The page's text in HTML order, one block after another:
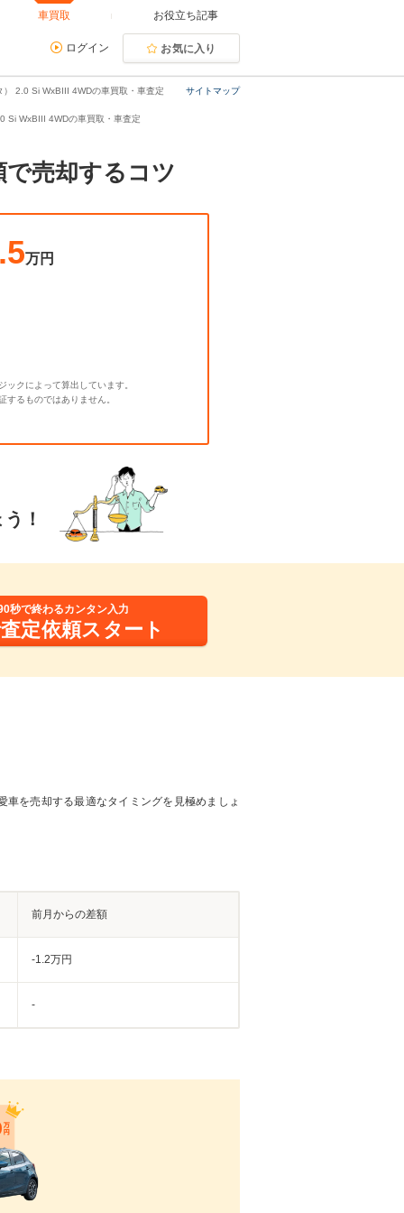
車買取 お役立ち記事
ログイン お気に入り
サイトマップ
） 2.0 Si WxBIII 4WDの車買取・車査定
Si WxBIII 4WDの車買取・車査定
で売却するコツ
万円
クによって算出しています。
るものではありません。
！
秒で終わるカンタン入力
定依頼スタート
を売却する最適なタイミングを見極めましょ
前月からの差額
-1.2万円
-